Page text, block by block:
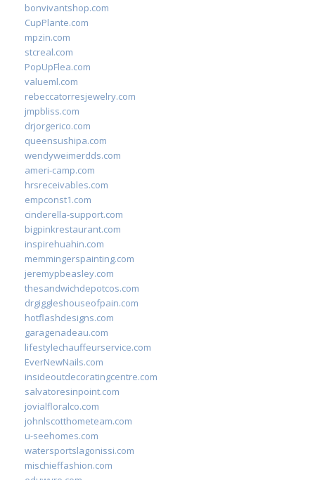
bonvivantshop.com
CupPlante.com
mpzin.com
stcreal.com
PopUpFlea.com
valueml.com
rebeccatorresjewelry.com
jmpbliss.com
drjorgerico.com
queensushipa.com
wendyweimerdds.com
ameri-camp.com
hrsreceivables.com
empconst1.com
cinderella-support.com
bigpinkrestaurant.com
inspirehuahin.com
memmingerspainting.com
jeremypbeasley.com
thesandwichdepotcos.com
drgiggleshouseofpain.com
hotflashdesigns.com
garagenadeau.com
lifestylechauffeurservice.com
EverNewNails.com
insideoutdecoratingcentre.com
salvatoresinpoint.com
jovialfloralco.com
johnlscotthometeam.com
u-seehomes.com
watersportslagonissi.com
mischieffashion.com